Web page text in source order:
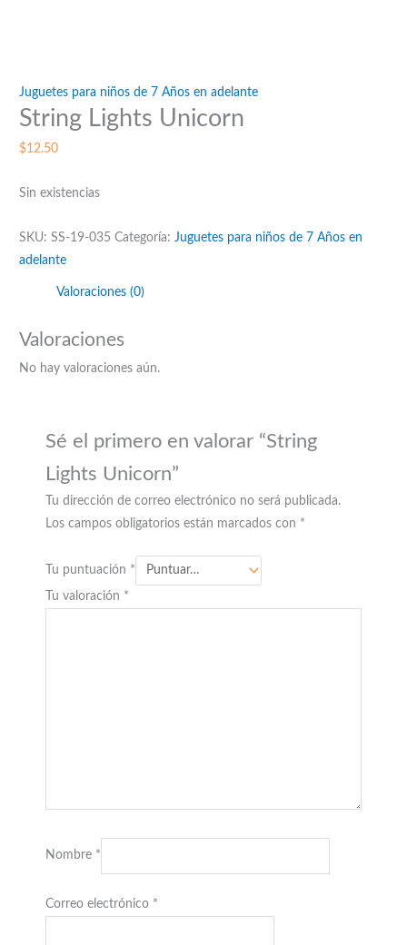
Juguetes para niños de 7 Años en adelante
String Lights Unicorn
$12.50
Sin existencias
SKU:SS-19-035 Categoría:Juguetes para niños de 7 Años en
adelante
Valoraciones (0)
Valoraciones
No hay valoraciones aún.
Sé el primero en valorar “String
Lights Unicorn”
Tu dirección de correo electrónico no será publicada.
Los campos obligatorios están marcados con *
Tu puntuación *
Tu valoración *
Nombre *
Correo electrónico *